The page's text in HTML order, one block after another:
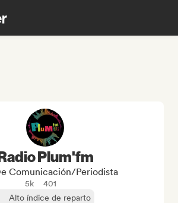
Plum'fm
Comunicación/Periodista
5k
401
Alto índice de reparto